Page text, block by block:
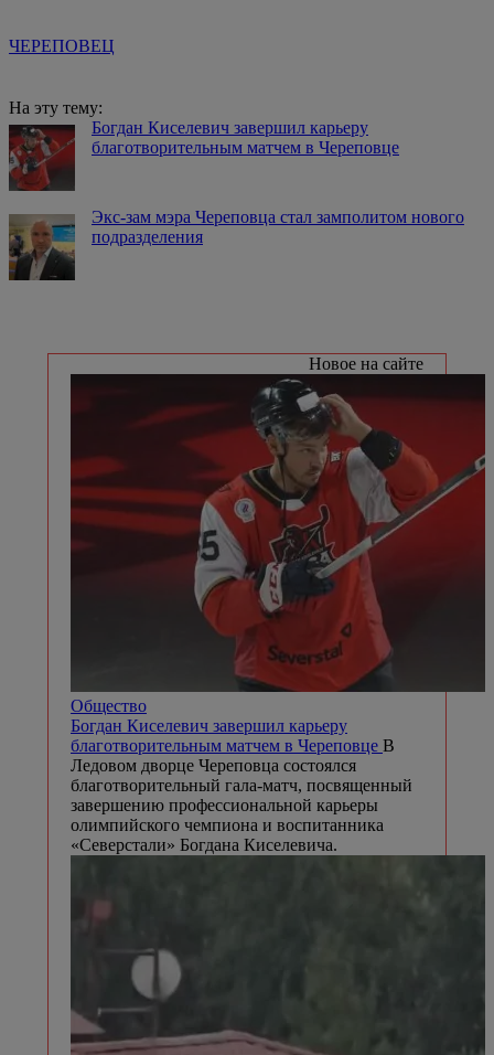
ЧЕРЕПОВЕЦ
На эту тему:
Богдан Киселевич завершил карьеру
благотворительным матчем в Череповце
Экс-зам мэра Череповца стал замполитом нового
подразделения
Новое на сайте
Общество
Богдан Киселевич завершил карьеру
благотворительным матчем в Череповце В
Ледовом дворце Череповца состоялся
благотворительный гала-матч, посвященный
завершению профессиональной карьеры
олимпийского чемпиона и воспитанника
«Северстали» Богдана Киселевича.